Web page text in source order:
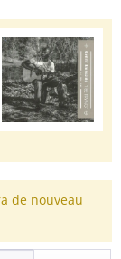
de nouveau